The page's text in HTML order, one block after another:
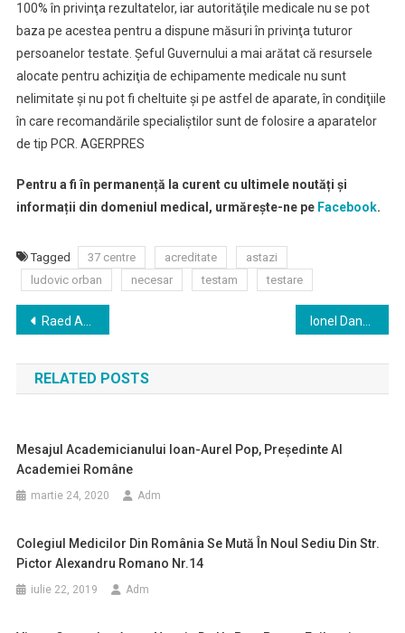
100% în privinţa rezultatelor, iar autorităţile medicale nu se pot
baza pe acestea pentru a dispune măsuri în privinţa tuturor
persoanelor testate. Şeful Guvernului a mai arătat că resursele
alocate pentru achiziţia de echipamente medicale nu sunt
nelimitate şi nu pot fi cheltuite şi pe astfel de aparate, în condiţiile
în care recomandările specialiştilor sunt de folosire a aparatelor
de tip PCR. AGERPRES
Pentru a fi în permanență la curent cu ultimele noutăți și
informații din domeniul medical, urmărește-ne pe Facebook.
Tagged 37 centre acreditate
astazi
ludovic orban
necesar testam testare
Navigare
în
articole
Raed Arafat: Dacă vă confecţionaţi o mască acasă, nu uitaţi să o spălaţi zilnic şi să o călcaţi
RELATED POSTS
Mesajul Academicianului Ioan-Aurel Pop, Președinte Al
Academiei Române
martie 24, 2020 Adm
Colegiul Medicilor Din România Se Mută În Noul Sediu Din Str.
Pictor Alexandru Romano Nr.14
iulie 22, 2019 Adm